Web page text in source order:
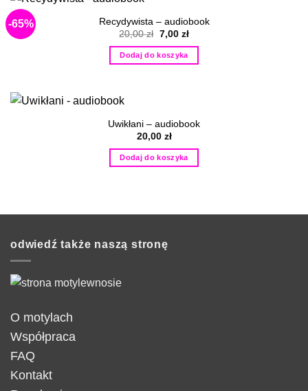
-65%
Recydywista – audiobook
20,00zł Pierwotna
wynosiła:
20,00 zł.
7,00 złAktualna
7,00 zł.
Dodaj do koszyka
Uwikłani – audiobook
20,00 zł
Dodaj do koszyka
odwiedź także naszą stronę
O motylach
Współpraca
FAQ
Kontakt